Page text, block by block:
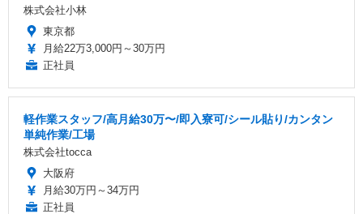
株式会社小林
東京都
月給22万3,000円～30万円
正社員
軽作業スタッフ/高月給30万〜/即入寮可/シール貼り/カンタン
単純作業/工場
株式会社tocca
大阪府
月給30万円～34万円
正社員